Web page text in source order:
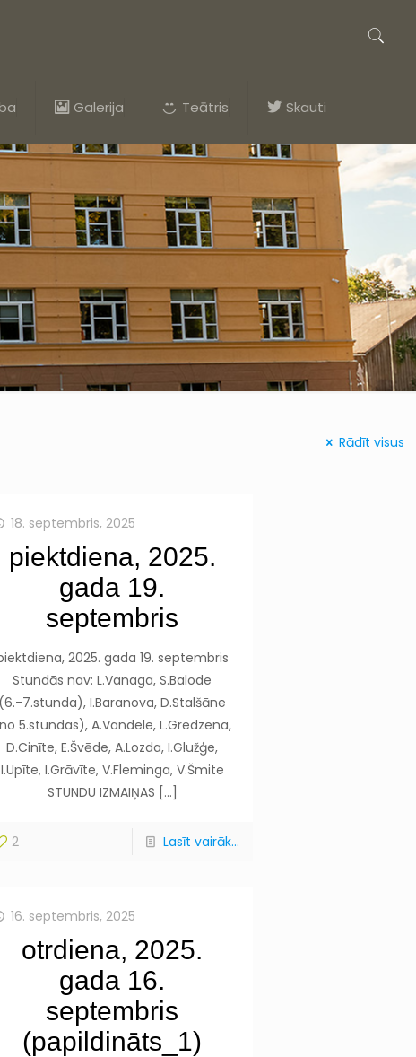
Galerija Teātris Skauti
Rādīt visus
18. septembris, 2025
piektdiena, 2025.
gada 19.
septembris
2025. gada 19. septembris
Stundās nav: L.Vanaga, S.Balode
(6.-7.stunda), I.Baranova, D.Stalšāne
5.stundas), A.Vandele, L.Gredzena,
D.Cinīte, E.Švēde, A.Lozda, I.Glužģe,
I.Upīte, I.Grāvīte, V.Fleminga, V.Šmite
STUNDU IZMAIŅAS […]
2 Lasīt vairāk...
16. septembris, 2025
otrdiena, 2025.
gada 16.
septembris
(papildināts_1)